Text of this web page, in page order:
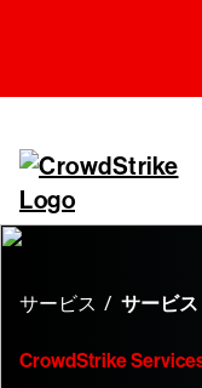
サービス サービ
CrowdStrike